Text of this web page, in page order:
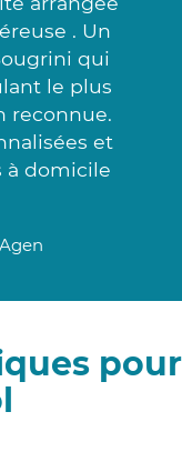
. Un
qui
le plus
reconnue.
et
à domicile
pour